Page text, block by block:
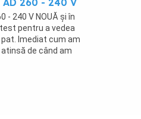
260 - 240 V
- 240 V NOUĂ și în
pentru a vedea
Imediat cum am
de când am